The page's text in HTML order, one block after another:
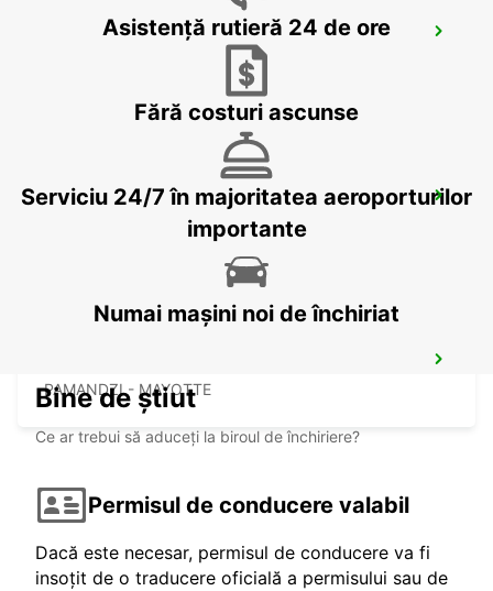
GRAND BAIE
BANDRELE HOTEL SAKOULI
BANDRELE - MAYOTTE
PAMANDZI - MAYOTTE
Asistență rutieră 24 de ore
Fără costuri ascunse
Serviciu 24/7 în majoritatea aeroporturilor
importante
Numai mașini noi de închiriat
Bine de știut
Ce ar trebui să aduceți la biroul de închiriere?
Permisul de conducere valabil
Dacă este necesar, permisul de conducere va fi
insoțit de o traducere oficială a permisului sau de